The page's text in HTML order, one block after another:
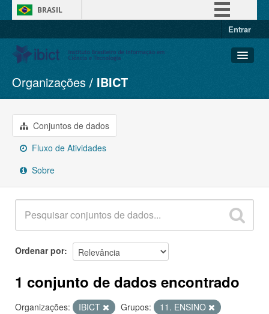
BRASIL
Entrar
Conjuntos de dados
Organizações
Grupos
Sobre
Organizações IBICT
Conjuntos de dados
Fluxo de Atividades
Sobre
Ordenar por
1 conjunto de dados encontrado
Organizações: IBICT Grupos:
11. ENSINO